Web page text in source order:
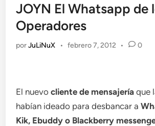
JOYN El Whatsapp de
Operadores
porJuLiNuX • febrero 7, 2012 • 0
El nuevocliente de mensajería que
habían ideado para desbancar a
Kik, Ebuddy o Blackberry